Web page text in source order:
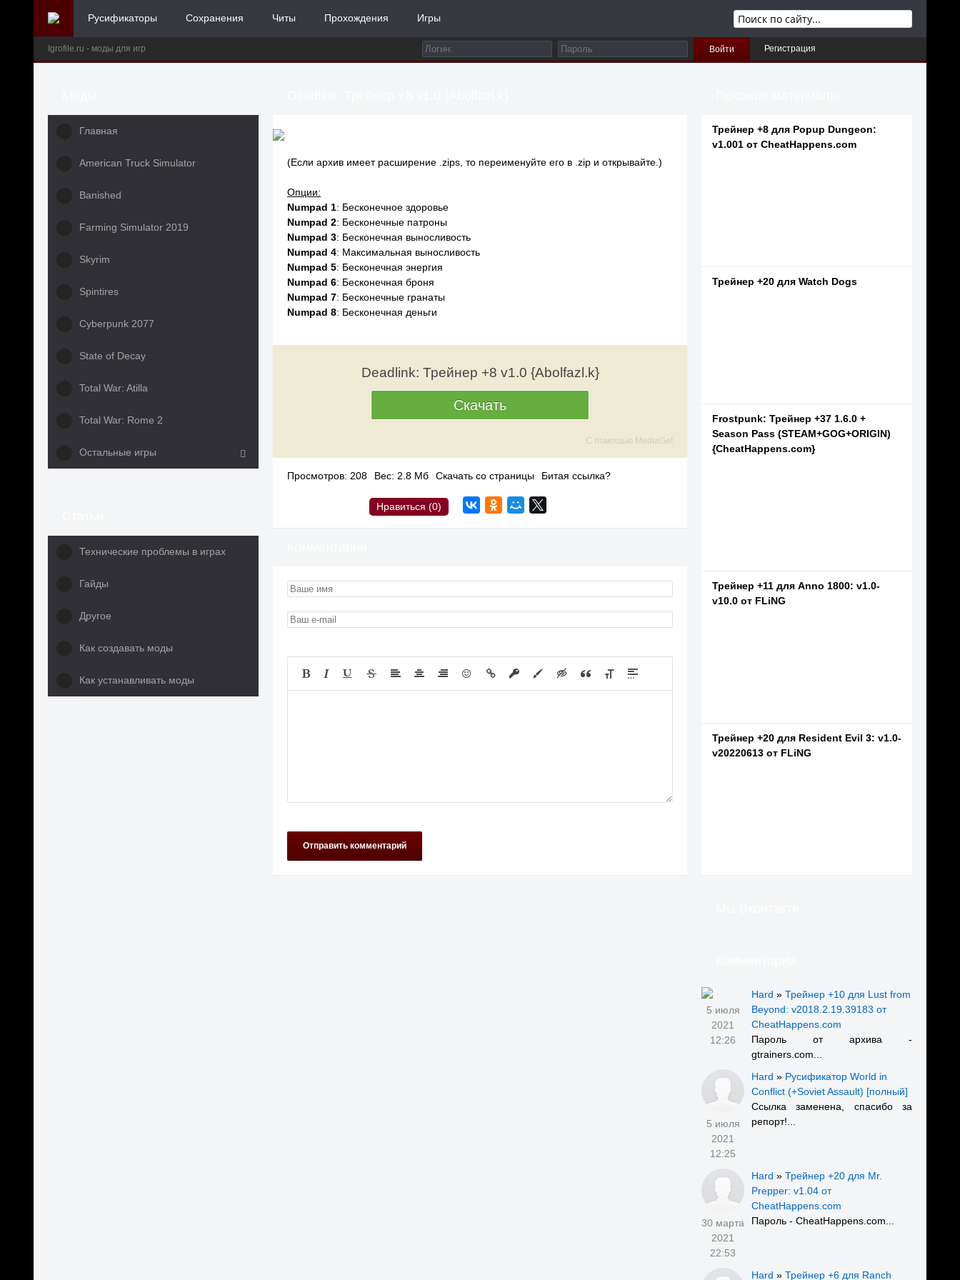
Русификаторы Сохранения Читы Прохождения Игры
Igrofile.ru - моды для игр Войти Регистрация
Главная
American Truck Simulator
Banished
Farming Simulator 2019
Skyrim
Spintires
Cyberpunk 2077
State of Decay
Total War: Atilla
Total War: Rome 2
Остальные игры
Технические проблемы в играх
Гайды
Другое
Как создавать моды
Как устанавливать моды
(Если архив имеет расширение .zips, то переименуйте его в .zip и открывайте.)
Опции:
Numpad 1: Бесконечное здоровье
Numpad 2: Бесконечные патроны
Numpad 3: Бесконечная выносливость
Numpad 4: Максимальная выносливость
Numpad 5: Бесконечная энергия
Numpad 6: Бесконечная броня
Numpad 7: Бесконечные гранаты
Numpad 8: Бесконечная деньги
Deadlink: Трейнер +8 v1.0 {Abolfazl.k}
Скачать
С помощью MediaGet
Просмотров: 208 Вес: 2.8 Мб Скачать со страницы Битая ссылка?
Нравиться (0)
Отправить комментарий
Трейнер +8 для Popup Dungeon:
v1.001 от CheatHappens.com
Трейнер +20 для Watch Dogs
Frostpunk: Трейнер +37 1.6.0 +
Season Pass (STEAM+GOG+ORIGIN)
{CheatHappens.com}
Трейнер +11 для Anno 1800: v1.0-
v10.0 от FLiNG
Трейнер +20 для Resident Evil 3: v1.0-
v20220613 от FLiNG
5 июля
2021
12:26
Hard » Трейнер +10 для Lust from
Beyond: v2018.2.19.39183 от
CheatHappens.com
Пароль от архива -
gtrainers.com...
5 июля
2021
12:25
Hard » Русификатор World in
Conflict (+Soviet Assault) [полный]
Ссылка заменена, спасибо за
репорт!...
30 марта
2021
22:53
Hard » Трейнер +20 для Mr.
Prepper: v1.04 от
CheatHappens.com
Пароль - CheatHappens.com...
Hard » Трейнер +6 для Ranch